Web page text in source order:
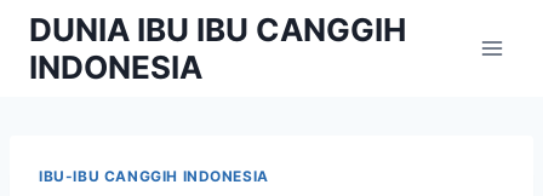
Skip
content
DUNIA IBU IBU CANGGIH
INDONESIA
IBU-IBU CANGGIH INDONESIA